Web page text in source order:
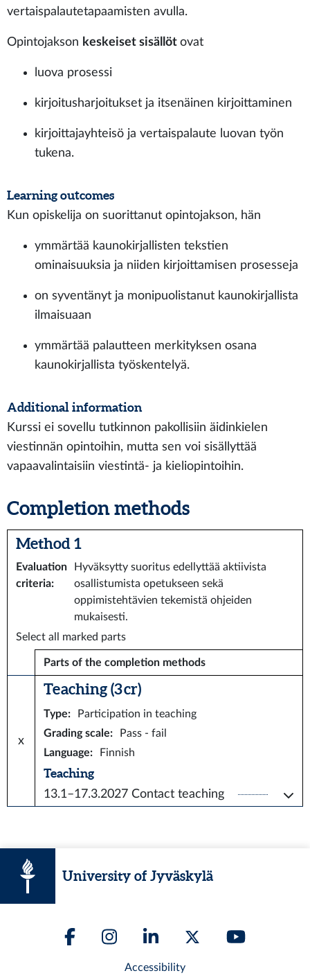
vertaispalautetapaamisten avulla.
Opintojakson keskeiset sisällöt ovat
luova prosessi
kirjoitusharjoitukset ja itsenäinen kirjoittaminen
kirjoittajayhteisö ja vertaispalaute luovan työn
tukena.
Learning outcomes
Kun opiskelija on suorittanut opintojakson, hän
ymmärtää kaunokirjallisten tekstien
ominaisuuksia ja niiden kirjoittamisen prosesseja
on syventänyt ja monipuolistanut kaunokirjallista
ilmaisuaan
ymmärtää palautteen merkityksen osana
kaunokirjallista työskentelyä.
Additional information
Kurssi ei sovellu tutkinnon pakollisiin äidinkielen
viestinnän opintoihin, mutta sen voi sisällyttää
vapaavalintaisiin viestintä- ja kieliopintoihin.
Completion methods
Method 1
Evaluation
criteria:
Hyväksytty suoritus edellyttää aktiivista
osallistumista opetukseen sekä
oppimistehtävien tekemistä ohjeiden
mukaisesti.
Select all marked parts
Parts of the completion methods
x
Teaching (3 cr)
Type:
Participation in teaching
Grading scale:
Pass - fail
Language: Finnish
Teaching
13.1–17.3.2027 Contact teaching
University of Jyväskylä
Accessibility